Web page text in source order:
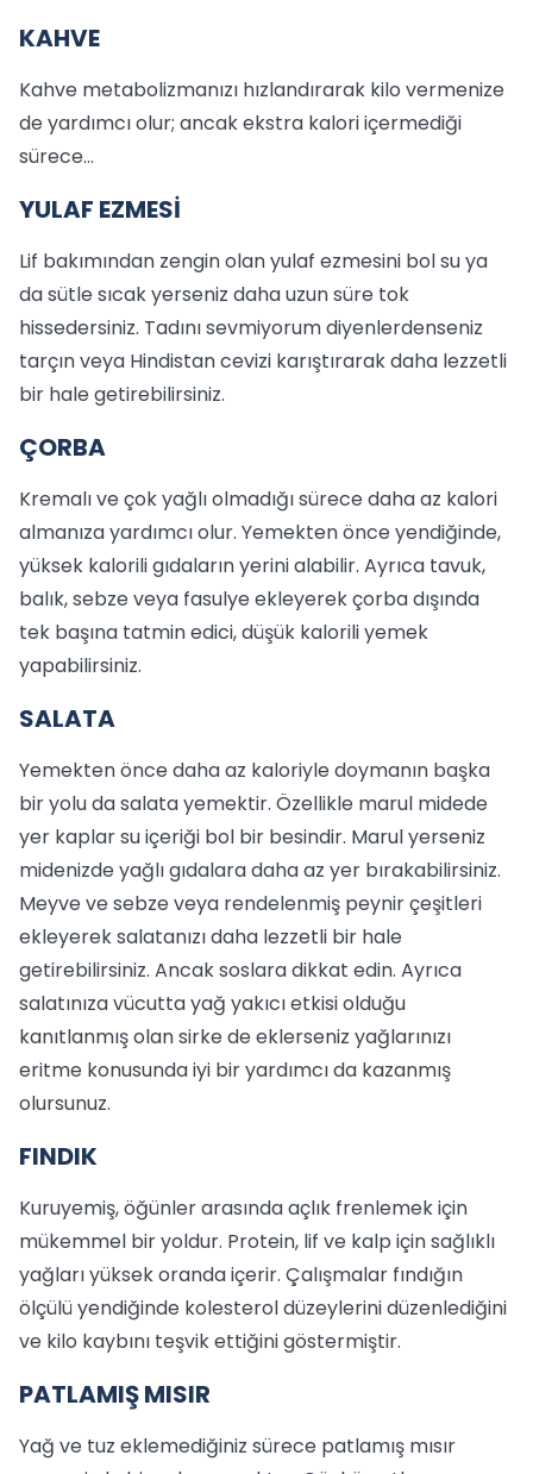
KAHVE
Kahve metabolizmanızı hızlandırarak kilo vermenize
de yardımcı olur; ancak ekstra kalori içermediği
sürece…
YULAF EZMESİ
Lif bakımından zengin olan yulaf ezmesini bol su ya
da sütle sıcak yerseniz daha uzun süre tok
hissedersiniz. Tadını sevmiyorum diyenlerdenseniz
tarçın veya Hindistan cevizi karıştırarak daha lezzetli
bir hale getirebilirsiniz.
ÇORBA
Kremalı ve çok yağlı olmadığı sürece daha az kalori
almanıza yardımcı olur. Yemekten önce yendiğinde,
yüksek kalorili gıdaların yerini alabilir. Ayrıca tavuk,
balık, sebze veya fasulye ekleyerek çorba dışında
tek başına tatmin edici, düşük kalorili yemek
yapabilirsiniz.
SALATA
Yemekten önce daha az kaloriyle doymanın başka
bir yolu da salata yemektir. Özellikle marul midede
yer kaplar su içeriği bol bir besindir. Marul yerseniz
midenizde yağlı gıdalara daha az yer bırakabilirsiniz.
Meyve ve sebze veya rendelenmiş peynir çeşitleri
ekleyerek salatanızı daha lezzetli bir hale
getirebilirsiniz. Ancak soslara dikkat edin. Ayrıca
salatınıza vücutta yağ yakıcı etkisi olduğu
kanıtlanmış olan sirke de eklerseniz yağlarınızı
eritme konusunda iyi bir yardımcı da kazanmış
olursunuz.
FINDIK
Kuruyemiş, öğünler arasında açlık frenlemek için
mükemmel bir yoldur. Protein, lif ve kalp için sağlıklı
yağları yüksek oranda içerir. Çalışmalar fındığın
ölçülü yendiğinde kolesterol düzeylerini düzenlediğini
ve kilo kaybını teşvik ettiğini göstermiştir.
PATLAMIŞ MISIR
Yağ ve tuz eklemediğiniz sürece patlamış mısır